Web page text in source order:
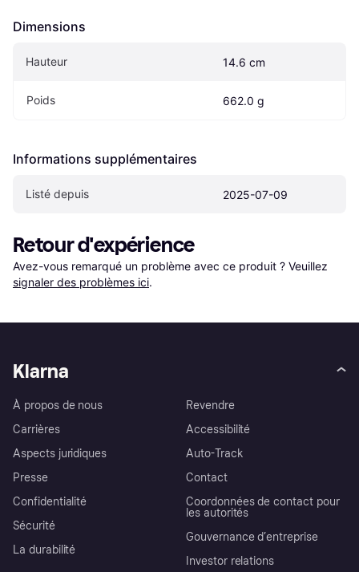
Dimensions
Hauteur 14.6 cm
Poids 662.0 g
Informations supplémentaires
Listé depuis 2025-07-09
Retour d'expérience
Avez-vous remarqué un problème avec ce produit ? Veuillez
signaler des problèmes ici.
Klarna
À propos de nous
Carrières
Aspects juridiques
Presse
Confidentialité
Sécurité
La durabilité
Revendre
Accessibilité
Auto-Track
Contact
Coordonnées de contact pour
les autorités
Gouvernance d’entreprise
Investor relations